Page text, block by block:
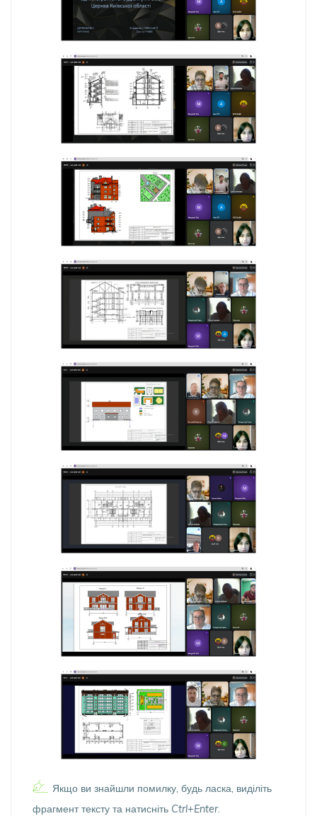
Якщо ви знайшли помилку, будь ласка, виділіть
фрагмент тексту та натисніть Ctrl+Enter.